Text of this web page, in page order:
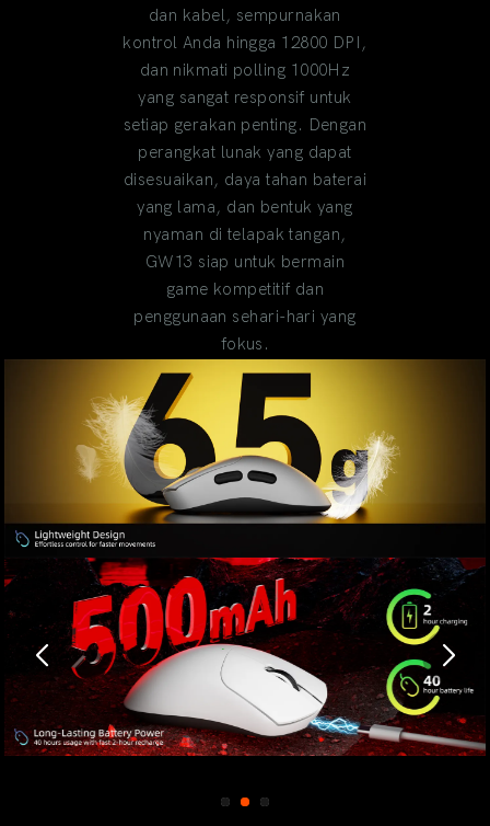
dan kabel, sempurnakan
kontrol Anda hingga 12800 DPI,
dan nikmati polling 1000Hz
yang sangat responsif untuk
setiap gerakan penting. Dengan
perangkat lunak yang dapat
disesuaikan, daya tahan baterai
yang lama, dan bentuk yang
nyaman di telapak tangan,
GW13 siap untuk bermain
game kompetitif dan
penggunaan sehari-hari yang
fokus.